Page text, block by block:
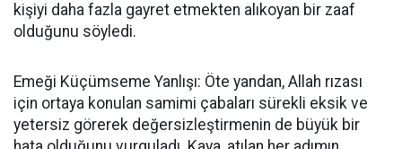
kişiyi daha fazla gayret etmekten alıkoyan bir zaaf
olduğunu söyledi.
Emeği Küçümseme Yanlışı: Öte yandan, Allah rızası
için ortaya konulan samimi çabaları sürekli eksik ve
yetersiz görerek değersizleştirmenin de büyük bir